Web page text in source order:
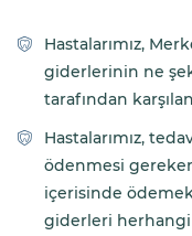
Hastalarımız,
giderlerinin ne
tarafından
Hastalarımız,
ödenmesi
içerisinde
giderleri herhangi